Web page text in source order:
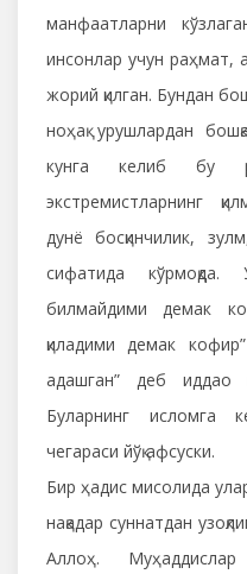
манфаатларни
инсонлар учун раҳмат,
жорий қилган. Бундан
ноҳақ урушлардан
кунга келиб бу
экстремистларнинг
дунё босқинчилик,
сифатида
билмайдими демак
қиладими демак
адашган” деб иддао
Буларнинг исломга
чегараси йўқ афсуски.
Бир ҳадис мисолида
нақадар суннатдан
Аллоҳ.